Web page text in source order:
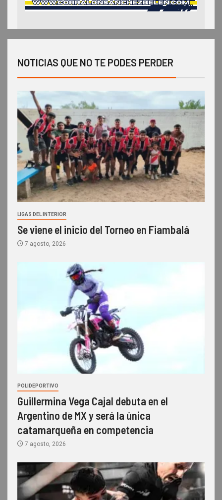
NOTICIAS QUE NO TE PODES PERDER
LIGAS DEL INTERIOR
Se viene el inicio del Torneo en Fiambalá
7 agosto, 2026
POLIDEPORTIVO
Guillermina Vega Cajal debuta en el
Argentino de MX y será la única
catamarqueña en competencia
7 agosto, 2026